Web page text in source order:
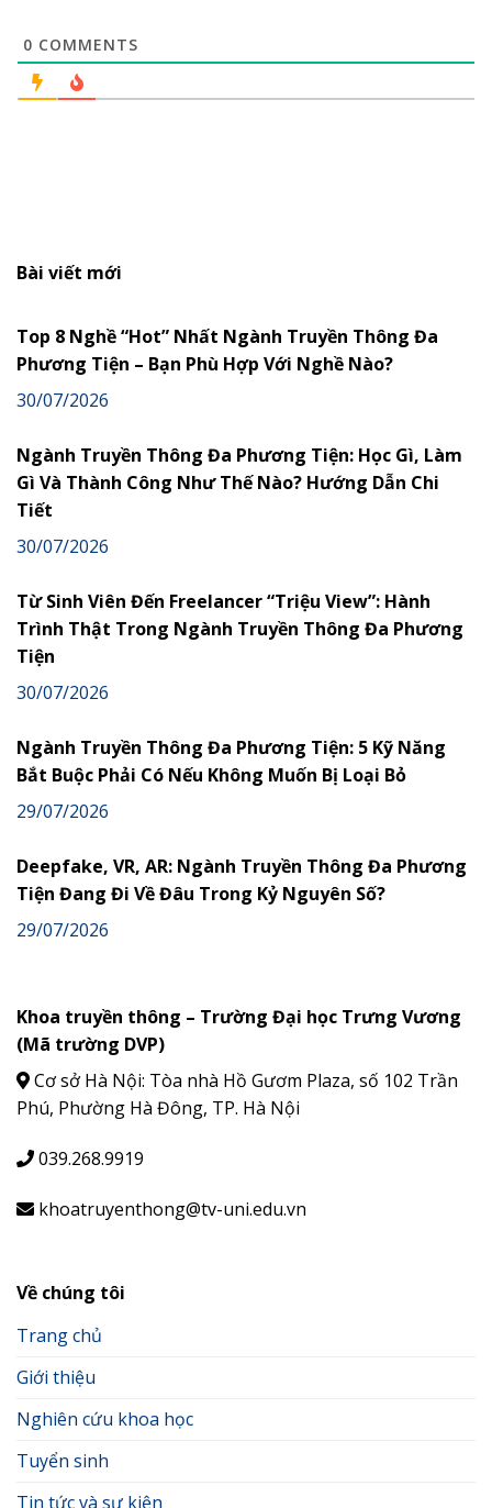
0 COMMENTS
Bài viết mới
Top 8 Nghề “Hot” Nhất Ngành Truyền Thông Đa
Phương Tiện – Bạn Phù Hợp Với Nghề Nào?
30/07/2026
Ngành Truyền Thông Đa Phương Tiện: Học Gì, Làm
Gì Và Thành Công Như Thế Nào? Hướng Dẫn Chi
Tiết
30/07/2026
Từ Sinh Viên Đến Freelancer “Triệu View”: Hành
Trình Thật Trong Ngành Truyền Thông Đa Phương
Tiện
30/07/2026
Ngành Truyền Thông Đa Phương Tiện: 5 Kỹ Năng
Bắt Buộc Phải Có Nếu Không Muốn Bị Loại Bỏ
29/07/2026
Deepfake, VR, AR: Ngành Truyền Thông Đa Phương
Tiện Đang Đi Về Đâu Trong Kỷ Nguyên Số?
29/07/2026
Khoa truyền thông – Trường Đại học Trưng Vương
(Mã trường DVP)
Cơ sở Hà Nội: Tòa nhà Hồ Gươm Plaza, số 102 Trần
Phú, Phường Hà Đông, TP. Hà Nội
039.268.9919
khoatruyenthong@tv-uni.edu.vn
Về chúng tôi
Trang chủ
Giới thiệu
Nghiên cứu khoa học
Tuyển sinh
Tin tức và sự kiện